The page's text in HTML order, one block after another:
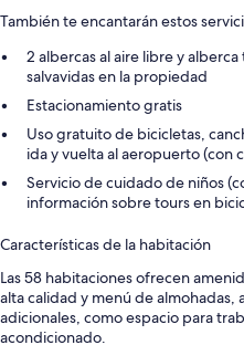
También te encantarán estos
2 albercas al aire libre y
salvavidas en la propiedad
Estacionamiento gratis
Uso gratuito de bicicletas,
ida y vuelta al aeropuerto (con
Servicio de cuidado de niños
información sobre tours en
Características de la habitación
Las 58 habitaciones ofrecen
alta calidad y menú de almohadas,
adicionales, como espacio para
acondicionado.